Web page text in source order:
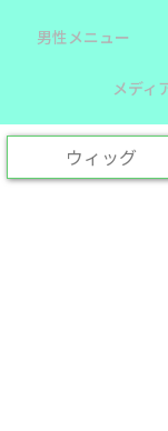
男性メニュー
メディ
ウィッグ